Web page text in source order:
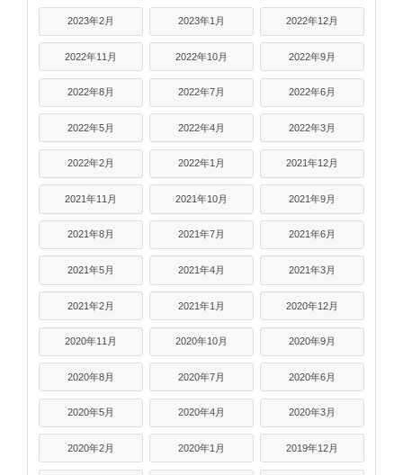
2023年2月 2023年1月 2022年12月
2022年11月 2022年10月 2022年9月
2022年8月 2022年7月 2022年6月
2022年5月 2022年4月 2022年3月
2022年2月 2022年1月 2021年12月
2021年11月 2021年10月 2021年9月
2021年8月 2021年7月 2021年6月
2021年5月 2021年4月 2021年3月
2021年2月 2021年1月 2020年12月
2020年11月 2020年10月 2020年9月
2020年8月 2020年7月 2020年6月
2020年5月 2020年4月 2020年3月
2020年2月 2020年1月 2019年12月